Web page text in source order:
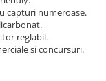
capturi numeroase.
reglabil.
si concursuri.